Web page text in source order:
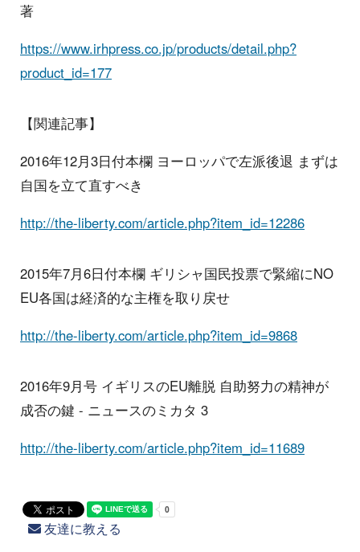
著
https://www.irhpress.co.jp/products/detail.php?
product_id=177
【関連記事】
2016年12月3日付本欄 ヨーロッパで左派後退 まずは
自国を立て直すべき
http://the-liberty.com/article.php?item_id=12286
2015年7月6日付本欄 ギリシャ国民投票で緊縮にNO
EU各国は経済的な主権を取り戻せ
http://the-liberty.com/article.php?item_id=9868
2016年9月号 イギリスのEU離脱 自助努力の精神が
成否の鍵 - ニュースのミカタ 3
http://the-liberty.com/article.php?item_id=11689
友達に教える